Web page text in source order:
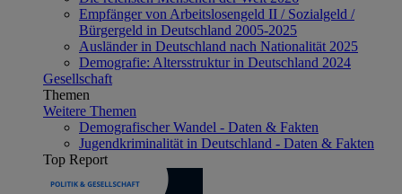
Empfänger von Arbeitslosengeld II / Sozialgeld /
Bürgergeld in Deutschland 2005-2025
Ausländer in Deutschland nach Nationalität 2025
Demografie: Altersstruktur in Deutschland 2024
Gesellschaft
Themen
Weitere Themen
Demografischer Wandel - Daten & Fakten
Jugendkriminalität in Deutschland - Daten & Fakten
Top Report